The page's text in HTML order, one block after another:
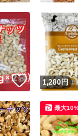
いいね！
1,280円
最大